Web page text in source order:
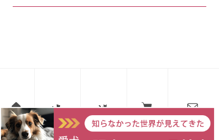
Home 愛犬レシピ 愛猫レシピ お買い物 お問い合わせ